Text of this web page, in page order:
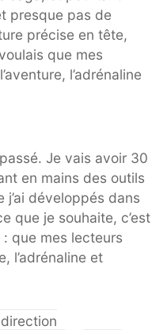
presque pas de
précise en tête,
que mes
l’adrénaline
Je vais avoir 30
en mains des outils
développés dans
que je souhaite, c’est
que mes lecteurs
l’adrénaline et
direction